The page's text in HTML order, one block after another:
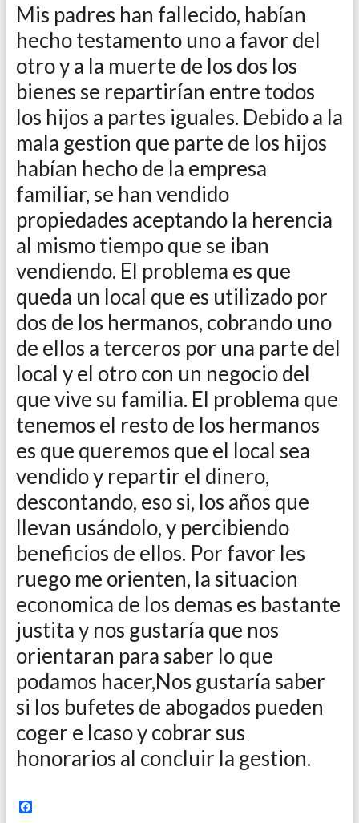
Mis padres han fallecido, habían
hecho testamento uno a favor del
otro y a la muerte de los dos los
bienes se repartirían entre todos
los hijos a partes iguales. Debido a la
mala gestion que parte de los hijos
habían hecho de la empresa
familiar, se han vendido
propiedades aceptando la herencia
al mismo tiempo que se iban
vendiendo. El problema es que
queda un local que es utilizado por
dos de los hermanos, cobrando uno
de ellos a terceros por una parte del
local y el otro con un negocio del
que vive su familia. El problema que
tenemos el resto de los hermanos
es que queremos que el local sea
vendido y repartir el dinero,
descontando, eso si, los años que
llevan usándolo, y percibiendo
beneficios de ellos. Por favor les
ruego me orienten, la situacion
economica de los demas es bastante
justita y nos gustaría que nos
orientaran para saber lo que
podamos hacer,Nos gustaría saber
si los bufetes de abogados pueden
coger e lcaso y cobrar sus
honorarios al concluir la gestion.
F